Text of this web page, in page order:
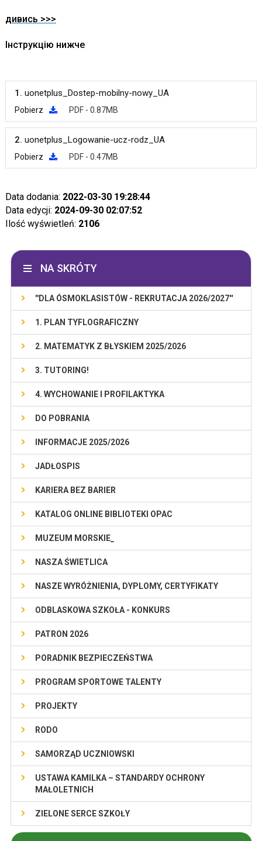
дивись >>>
Інструкцію нижче
1. uonetplus_Dostep-mobilny-nowy_UA
Pobierz PDF - 0.87MB
2. uonetplus_Logowanie-ucz-rodz_UA
Pobierz PDF - 0.47MB
Data dodania: 2022-03-30 19:28:44
Data edycji: 2024-09-30 02:07:52
Ilość wyświetleń: 2106
NA SKRÓTY
''DLA ÓSMOKLASISTÓW - REKRUTACJA 2026/2027''
1. PLAN TYFLOGRAFICZNY
2. MATEMATYK Z BŁYSKIEM 2025/2026
3. TUTORING!
4. WYCHOWANIE I PROFILAKTYKA
DO POBRANIA
INFORMACJE 2025/2026
JADŁOSPIS
KARIERA BEZ BARIER
KATALOG ONLINE BIBLIOTEKI OPAC
MUZEUM MORSKIE_
NASZA ŚWIETLICA
NASZE WYRÓŻNIENIA, DYPLOMY, CERTYFIKATY
ODBLASKOWA SZKOŁA - KONKURS
PATRON 2026
PORADNIK BEZPIECZEŃSTWA
PROGRAM SPORTOWE TALENTY
PROJEKTY
RODO
SAMORZĄD UCZNIOWSKI
USTAWA KAMILKA – STANDARDY OCHRONY
MAŁOLETNICH
ZIELONE SERCE SZKOŁY